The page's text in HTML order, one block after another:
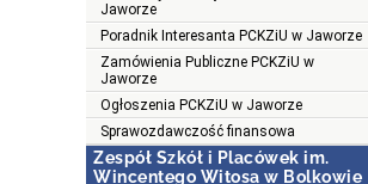
Jaworze
Poradnik Interesanta PCKZiU w Jaworze
Zamówienia Publiczne PCKZiU w
Jaworze
Ogłoszenia PCKZiU w Jaworze
Sprawozdawczość finansowa
Zespół Szkół i Placówek im.
Wincentego Witosa w Bolkowie